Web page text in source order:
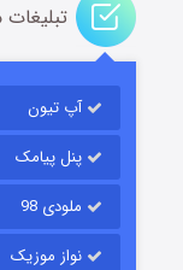
آپ تیون
پنل پیامک
ملودی 98
نواز موزیک